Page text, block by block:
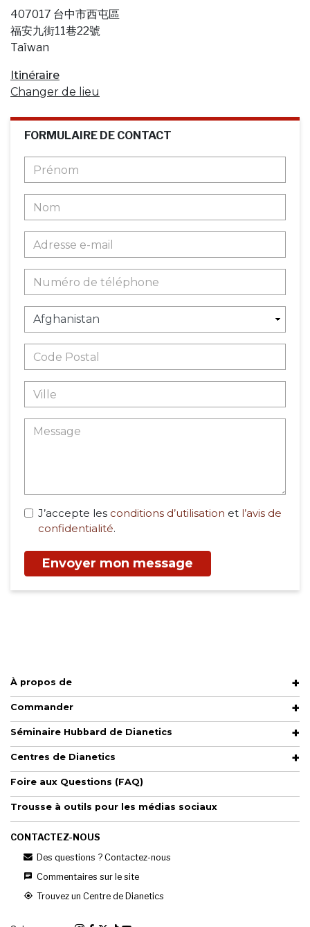
407017 台中市西屯區
福安九街11巷22號
Taïwan
Itinéraire
Changer de lieu
FORMULAIRE DE CONTACT
J’accepte les conditions d’utilisation et l’avis de
confidentialité.
Envoyer mon message
À propos de
Commander
Séminaire Hubbard de Dianetics
Centres de Dianetics
Foire aux Questions (FAQ)
Trousse à outils pour les médias sociaux
CONTACTEZ-NOUS
Des questions ? Contactez-nous
Commentaires sur le site
Trouvez un Centre de Dianetics